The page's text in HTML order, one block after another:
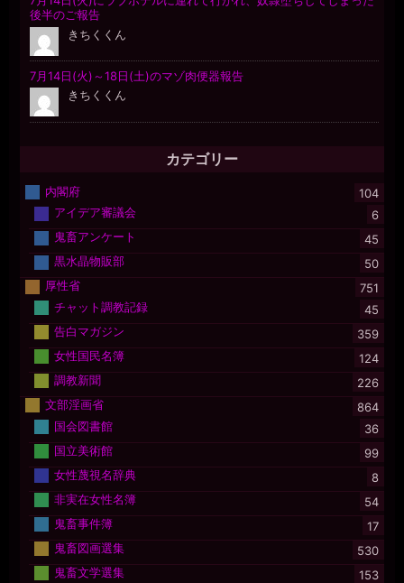
カテゴリー
内閣府
104
アイデア審議会
6
鬼畜アンケート
45
黒水晶物販部
50
厚性省
751
チャット調教記録
45
告白マガジン
359
女性国民名簿
124
調教新聞
226
文部淫画省
864
国会図書館
36
国立美術館
99
女性蔑視名辞典
8
非実在女性名簿
54
鬼畜事件簿
17
鬼畜図画選集
530
鬼畜文学選集
153